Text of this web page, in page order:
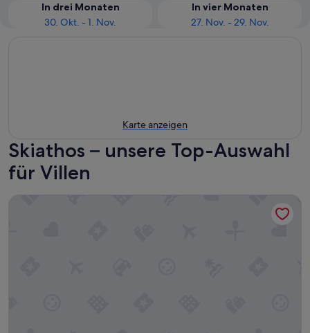
In drei Monaten
30. Okt. - 1. Nov.
In vier Monaten
27. Nov. - 29. Nov.
Karte anzeigen
Skiathos – unsere Top-Auswahl
für Villen